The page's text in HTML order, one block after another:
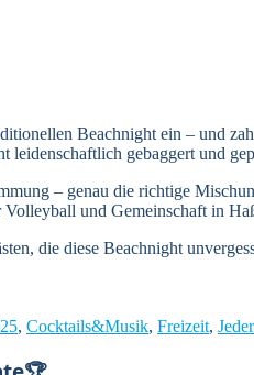
Beachnight ein – und
leidenschaftlich gebaggert und
– genau die richtige
und Gemeinschaft in
die diese Beachnight
, Cocktails&Musik, Freizeit,